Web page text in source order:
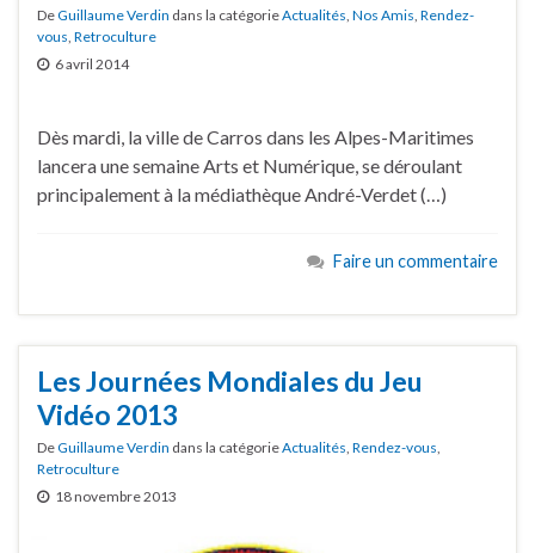
DeGuillaume Verdin dans la catégorieActualités Nos Amis Rendez-
vous Retroculture
6 avril 2014
Dès mardi, la ville de Carros dans les Alpes-Maritimes
lancera une semaine Arts et Numérique, se déroulant
principalement à la médiathèque André-Verdet (…)
Faire un commentaire
Les Journées Mondiales du Jeu
Vidéo 2013
DeGuillaume Verdin dans la catégorieActualités, Rendez-vous,
Retroculture
18 novembre 2013